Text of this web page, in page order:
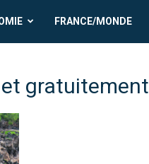
FRANCE/MONDE
gratuitement